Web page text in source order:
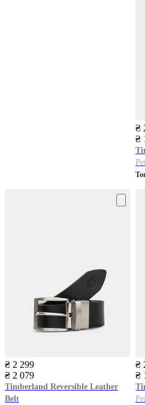
₴
₴
₴ 2 299
₴ 2 079
Timberland Reversible Leather
Belt
₴
₴